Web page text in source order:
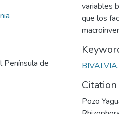
Península de
variables
que los
BIVALVIA,
Citation
Pozo